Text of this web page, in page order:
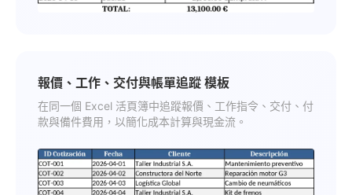
報價、工作、交付與帳單追蹤 模板
在同一個 Excel 活頁簿中追蹤報價、工作指令、交付、付
款與備件費用，以簡化成本計算與現金流。